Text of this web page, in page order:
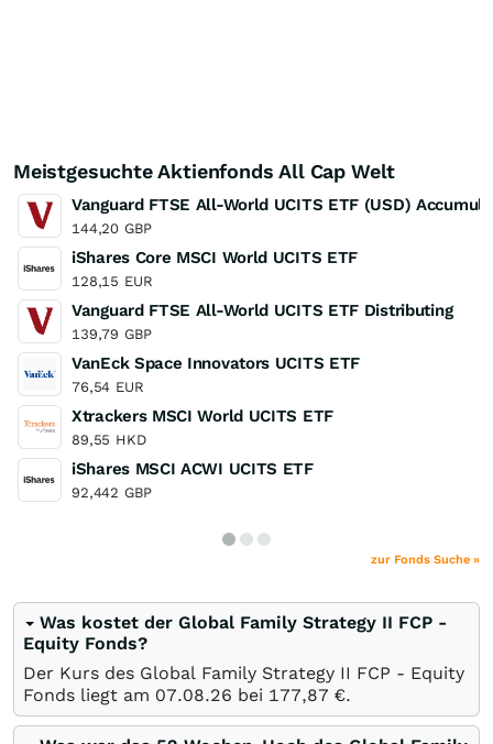
Meistgesuchte Aktienfonds All Cap Welt
Vanguard FTSE All-World UCITS ETF (USD)
144,20 GBP
iShares Core MSCI World UCITS ETF
128,15 EUR
Vanguard FTSE All-World UCITS ETF Distributing
139,79 GBP
VanEck Space Innovators UCITS ETF
76,54 EUR
Xtrackers MSCI World UCITS ETF
89,55 HKD
iShares MSCI ACWI UCITS ETF
92,442 GBP
zur Fonds Suche »
Was kostet der Global Family Strategy II FCP -
Equity Fonds?
Der Kurs des Global Family Strategy II FCP - Equity
Fonds liegt am 07.08.26 bei 177,87 €.